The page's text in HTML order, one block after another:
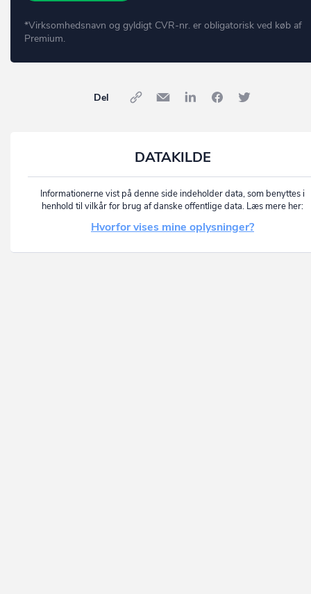
*Virksomhedsnavn og gyldigt CVR-nr. er obligatorisk ved køb af
Premium.
Del
DATAKILDE
Informationerne vist på denne side indeholder data, som benyttes i
henhold til vilkår for brug af danske offentlige data. Læs mere her:
Hvorfor vises mine oplysninger?